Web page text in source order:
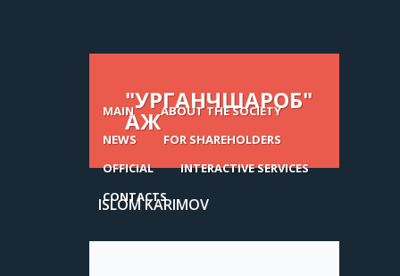
"УРГАНЧШАРОБ"
АЖ
MAIN
ABOUT THE SOCIETY
NEWS
FOR SHAREHOLDERS
OFFICIAL
INTERACTIVE SERVICES
CONTACTS
ISLOM KARIMOV